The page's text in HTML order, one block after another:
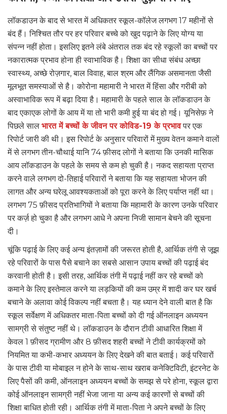
लॉकडाउन के बाद से भारत में अधिकतर स्कूल-कॉलेज लगभग 17 महीनों से
बंद हैं। निश्चित तौर पर हर परिवार बच्चे को खुद पढ़ाने के लिए योग्य या
संपन्न नहीं होता। इसलिए इतने लंबे अंतराल तक बंद रहे स्कूलों का बच्चों पर
नकारात्मक प्रभाव होना ही स्वाभाविक है। शिक्षा का सीधा संबंध अच्छा
स्वास्थ्य, अच्छे रोज़गार, बाल विवाह, बाल श्रम और लैंगिक असमानता जैसी
मूलभूत समस्याओं से है। कोरोना महामारी ने भारत में हिंसा और गरीबी को
अस्वाभाविक रूप में बढ़ा दिया है। महामारी के पहले साल के लॉकडाउन के
बाद एकाएक लोगों के आय में या तो भारी कमी हुई या बंद हो गई। यूनिसेफ़ ने
पिछले साल भारत में बच्चों के जीवन पर कोविड-19 के प्रभावपर एक
रिपोर्ट जारी की थी। इस रिपोर्ट के अनुसार परिवारों में मुख्य वेतन कमाने वालों
में से लगभग तीन-चौथाई यानि 74 फ़ीसद लोगों ने बताया कि उनकी मासिक
आय लॉकडाउन के पहले के समय से कम हो चुकी है। नकद सहायता प्राप्त
करने वाले लगभग दो-तिहाई परिवारों ने बताया कि यह सहायता भोजन की
लागत और अन्य घरेलू आवश्यकताओं को पूरा करने के लिए पर्याप्त नहीं था।
लगभग 75 फ़ीसद प्रतिभागियों ने बताया कि महामारी के कारण उनके परिवार
पर कर्ज़ हो चुका है और लगभग आधे ने अपना निजी सामान बेचने की सूचना
दी।
चूंकि पढ़ाई के लिए कई अन्य इंतज़ामों की जरूरत होती है, आर्थिक तंगी से जूझ
रहे परिवारों के पास पैसे बचाने का सबसे आसान उपाय बच्चों की पढ़ाई बंद
करवानी होती है। इसी तरह, आर्थिक तंगी में पढ़ाई नहीं कर रहे बच्चों को
कमाने के लिए इस्तेमाल करने या लड़कियों की कम उम्र में शादी कर घर खर्च
बचाने के अलावा कोई विकल्प नहीं बचता है। यह ध्यान देने वाली बात है कि
स्कूल सर्वेक्षण में अधिकतर माता-पिता बच्चों को दी गई ऑनलाइन अध्ययन
सामग्री से संतुष्ट नहीं थे। लॉकडाउन के दौरान टीवी आधारित शिक्षा में
केवल 1 फ़ीसद ग्रामीण और 8 फ़ीसद शहरी बच्चों ने टीवी कार्यक्रमों को
नियमित या कभी-कभार अध्ययन के लिए देखने की बात बताई। कई परिवारों
के पास टीवी या मोबाइल न होने के साथ-साथ खराब कनेक्टिविटी, इंटरनेट के
लिए पैसों की कमी, ऑनलाइन अध्ययन बच्चों के समझ से परे होना, स्कूल द्वारा
कोई ऑनलाइन सामग्री नहीं भेजा जाना या अन्य कई कारणों से बच्चों की
शिक्षा बाधित होती रही। आर्थिक तंगी में माता-पिता ने अपने बच्चों के लिए